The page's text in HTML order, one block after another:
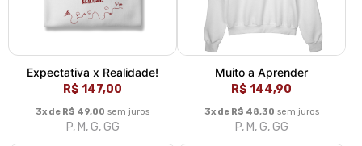
Expectativa x Realidade!
R$ 147,00
3x de R$ 49,00 sem juros
P, M, G, GG
Muito a Aprender
R$ 144,90
3x de R$ 48,30 sem juros
P, M, G, GG